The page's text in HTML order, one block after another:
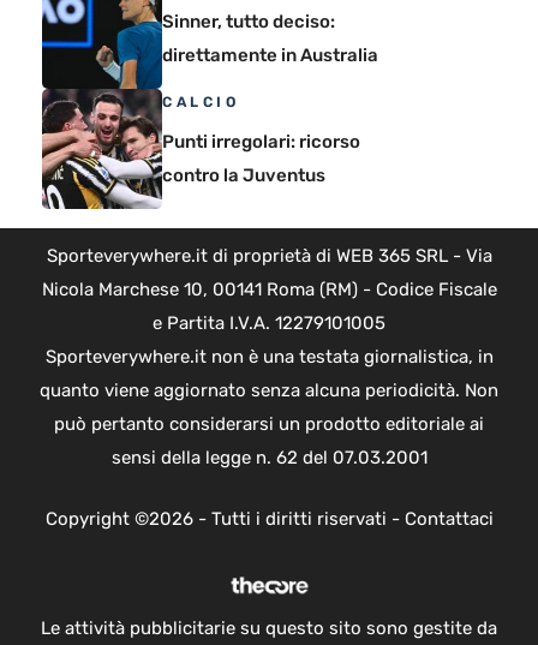
Sinner, tutto deciso:
direttamente in Australia
CALCIO
Punti irregolari: ricorso
contro la Juventus
Sporteverywhere.it di proprietà di WEB 365 SRL - Via
Nicola Marchese 10, 00141 Roma (RM) - Codice Fiscale
e Partita I.V.A. 12279101005
Sporteverywhere.it non è una testata giornalistica, in
quanto viene aggiornato senza alcuna periodicità. Non
può pertanto considerarsi un prodotto editoriale ai
sensi della legge n. 62 del 07.03.2001
Copyright ©2026 - Tutti i diritti riservati - Contattaci
Le attività pubblicitarie su questo sito sono gestite da